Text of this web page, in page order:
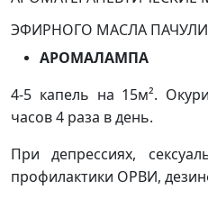
ЭФИРНОГО МАСЛА ПАЧУЛИ
АРОМАЛАМПА
4-5 капель на 15м².
часов 4 раза в день.
При депрессиях,
профилактики ОРВИ,